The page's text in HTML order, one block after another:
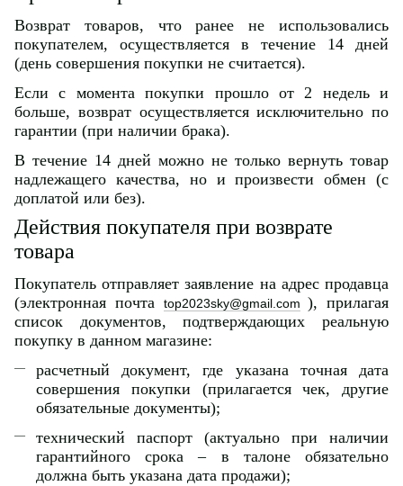
Возврат товаров, что ранее не использовались
покупателем, осуществляется в течение 14 дней
(день совершения покупки не считается).
Если с момента покупки прошло от 2 недель и
больше, возврат осуществляется исключительно по
гарантии (при наличии брака).
В течение 14 дней можно не только вернуть товар
надлежащего качества, но и произвести обмен (с
доплатой или без).
Действия покупателя при возврате
товара
Покупатель отправляет заявление на адрес продавца
(электронная почта
top2023sky@gmail.com ), прилагая
список документов, подтверждающих реальную
покупку в данном магазине:
расчетный документ, где указана точная дата
совершения покупки (прилагается чек, другие
обязательные документы);
технический паспорт (актуально при наличии
гарантийного срока – в талоне обязательно
должна быть указана дата продажи);